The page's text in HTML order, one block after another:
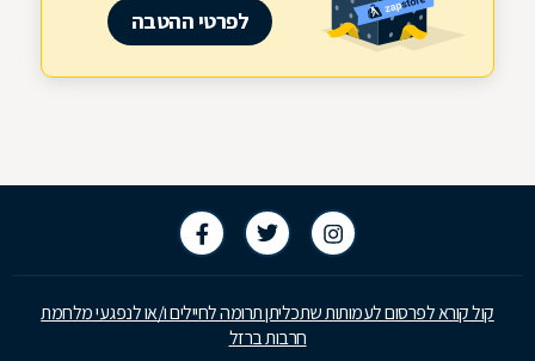
לפרטי ההטבה
קול קורא לפרסום לעמותות שתכליתן תרומה לחיילים ו/או לנפגעי מלחמת
חרבות ברזל